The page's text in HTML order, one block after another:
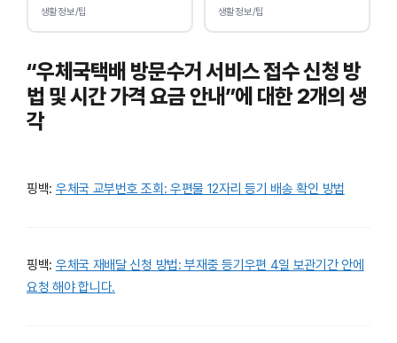
생활정보/팁
연식 확인!
생활정보/팁
“우체국택배 방문수거 서비스 접수 신청 방
법 및 시간 가격 요금 안내”에 대한 2개의 생
각
핑백: 우체국 교부번호 조회: 우편물 12자리 등기 배송 확인 방법
핑백: 우체국 재배달 신청 방법: 부재중 등기우편 4일 보관기간 안에
요청 해야 합니다.